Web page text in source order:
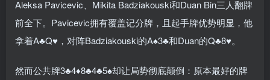
Aleksa Pavicevic、Mikita Badziakouski和Duan Bin三人翻牌
前全下。Pavicevic拥有覆盖记分牌，且起手牌优势明显，他
拿着A♣Q♥，对阵Badziakouski的A♠3♣和Duan的Q♣8♥。
然而公共牌3♣4♦8♣4♣5♠却让局势彻底颠倒：原本最好的牌